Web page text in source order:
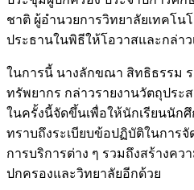
ชาติ ผู้อำนวยการวิทยาลัยเทคโน
ประธานในพิธีให้โอวาสและกล่าว
ในการนี้ นางลักขณา สิทธิธรรม
ทรัพยากร กล่าวรายงานวัตถุประ
ในครั้งนี้จัดขึ้นเพื่อให้นักเรียนนัก
ทราบถึงระเบียบข้อปฏิบัติในการ
การบริการต่าง ๆ รวมถึงสร้างค
ปกครองและวิทยาลัยอีกด้วย